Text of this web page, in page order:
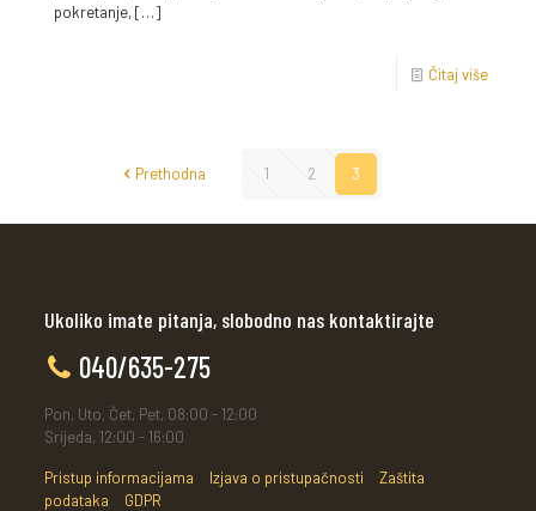
pokretanje,[…]
Čitaj više
Prethodna 1 2 3
Ukoliko imate pitanja, slobodno nas kontaktirajte
040/635-275
Pon, Uto, Čet, Pet, 08:00 - 12:00
Srijeda, 12:00 - 16:00
Pristup informacijama Izjava o pristupačnosti
Zaštita
podataka
GDPR